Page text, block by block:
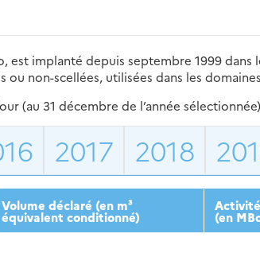
implanté depuis septembre 1999 dans
non-scellées, utilisées dans les
(au 31 décembre de l’année
2017 2018
Volume déclaré (en m³
équivalent conditionné) (en